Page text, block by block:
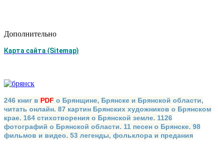
Дополнительно
Карта сайта (Sitemap)
246 книг в PDF о Брянщине, Брянске и Брянской области,
читать онлайн. 87 картин Брянских художников о Брянском
крае. 164 стихотворения о Брянской земле. 1126
фотографий о Брянской области. 11 песен о Брянске. 98
фильмов и видео. 53 легенды, фольклора и предания